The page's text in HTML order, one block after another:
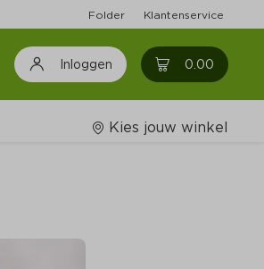
Folder Klantenservice
Inloggen 0.00 0
Kies jouw winkel